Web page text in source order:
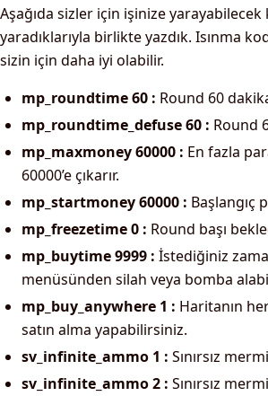
Aşağıda sizler için işinize yarayabilecek
yaradıklarıyla birlikte yazdık. Isınma
sizin için daha iyi olabilir.
mp_roundtime 60 : Round 60
mp_roundtime_defuse 60 : Round
mp_maxmoney 60000 : En fazla
60000’e çıkarır.
mp_startmoney 60000 : Başlangıç
mp_freezetime 0 : Round başı
mp_buytime 9999 : İstediğiniz
menüsünden silah veya bomba
mp_buy_anywhere 1 : Haritanın
satın alma yapabilirsiniz.
sv_infinite_ammo 1 : Sınırsız
sv_infinite_ammo 2 : Sınırsız